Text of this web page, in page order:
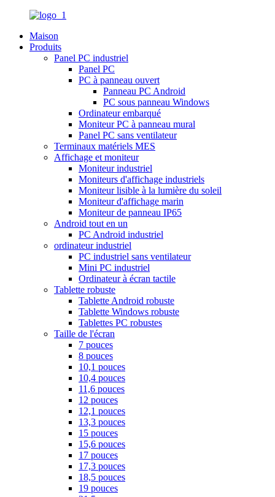
Maison
Produits
Panel PC industriel
Panel PC
PC à panneau ouvert
Panneau PC Android
PC sous panneau Windows
Ordinateur embarqué
Moniteur PC à panneau mural
Panel PC sans ventilateur
Terminaux matériels MES
Affichage et moniteur
Moniteur industriel
Moniteurs d'affichage industriels
Moniteur lisible à la lumière du soleil
Moniteur d'affichage marin
Moniteur de panneau IP65
Android tout en un
PC Android industriel
ordinateur industriel
PC industriel sans ventilateur
Mini PC industriel
Ordinateur à écran tactile
Tablette robuste
Tablette Android robuste
Tablette Windows robuste
Tablettes PC robustes
Taille de l'écran
7 pouces
8 pouces
10,1 pouces
10,4 pouces
11,6 pouces
12 pouces
12,1 pouces
13,3 pouces
15 pouces
15,6 pouces
17 pouces
17,3 pouces
18,5 pouces
19 pouces